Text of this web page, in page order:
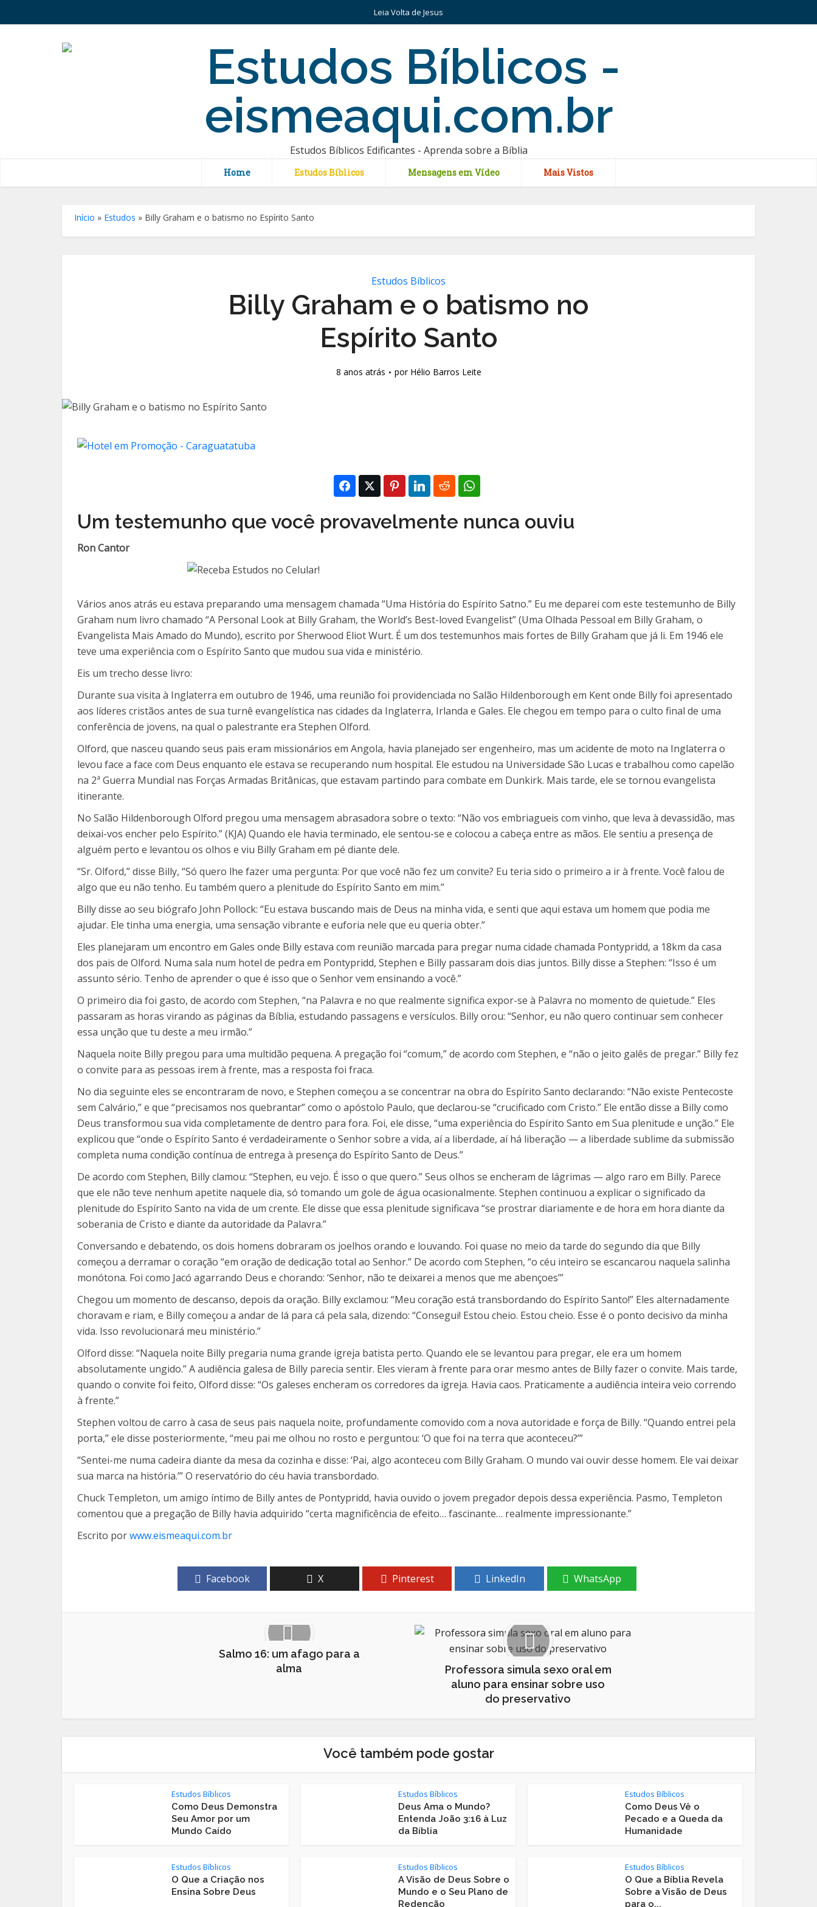
Leia Volta de Jesus
Estudos Bíblicos Edificantes - Aprenda sobre a Bíblia
Home Estudos Bíblicos Mensagens em Vídeo Mais Vistos
Início » Estudos » Billy Graham e o batismo no Espírito Santo
Estudos Bíblicos
Billy Graham e o batismo no
Espírito Santo
8 anos atrás por Hélio Barros Leite
Um testemunho que você provavelmente nunca ouviu
Ron Cantor
Vários anos atrás eu estava preparando uma mensagem chamada “Uma História do Espírito Satno.” Eu me deparei com este testemunho de Billy
Graham num livro chamado “A Personal Look at Billy Graham, the World’s Best-loved Evangelist” (Uma Olhada Pessoal em Billy Graham, o
Evangelista Mais Amado do Mundo), escrito por Sherwood Eliot Wurt. É um dos testemunhos mais fortes de Billy Graham que já li. Em 1946 ele
teve uma experiência com o Espírito Santo que mudou sua vida e ministério.
Eis um trecho desse livro:
Durante sua visita à Inglaterra em outubro de 1946, uma reunião foi providenciada no Salão Hildenborough em Kent onde Billy foi apresentado
aos líderes cristãos antes de sua turnê evangelística nas cidades da Inglaterra, Irlanda e Gales. Ele chegou em tempo para o culto final de uma
conferência de jovens, na qual o palestrante era Stephen Olford.
Olford, que nasceu quando seus pais eram missionários em Angola, havia planejado ser engenheiro, mas um acidente de moto na Inglaterra o
levou face a face com Deus enquanto ele estava se recuperando num hospital. Ele estudou na Universidade São Lucas e trabalhou como capelão
na 2ª Guerra Mundial nas Forças Armadas Britânicas, que estavam partindo para combate em Dunkirk. Mais tarde, ele se tornou evangelista
itinerante.
No Salão Hildenborough Olford pregou uma mensagem abrasadora sobre o texto: “Não vos embriagueis com vinho, que leva à devassidão, mas
deixai-vos encher pelo Espírito.” (KJA) Quando ele havia terminado, ele sentou-se e colocou a cabeça entre as mãos. Ele sentiu a presença de
alguém perto e levantou os olhos e viu Billy Graham em pé diante dele.
“Sr. Olford,” disse Billy, “Só quero lhe fazer uma pergunta: Por que você não fez um convite? Eu teria sido o primeiro a ir à frente. Você falou de
algo que eu não tenho. Eu também quero a plenitude do Espírito Santo em mim.”
Billy disse ao seu biógrafo John Pollock: “Eu estava buscando mais de Deus na minha vida, e senti que aqui estava um homem que podia me
ajudar. Ele tinha uma energia, uma sensação vibrante e euforia nele que eu queria obter.”
Eles planejaram um encontro em Gales onde Billy estava com reunião marcada para pregar numa cidade chamada Pontypridd, a 18km da casa
dos pais de Olford. Numa sala num hotel de pedra em Pontypridd, Stephen e Billy passaram dois dias juntos. Billy disse a Stephen: “Isso é um
assunto sério. Tenho de aprender o que é isso que o Senhor vem ensinando a você.”
O primeiro dia foi gasto, de acordo com Stephen, “na Palavra e no que realmente significa expor-se à Palavra no momento de quietude.” Eles
passaram as horas virando as páginas da Bíblia, estudando passagens e versículos. Billy orou: “Senhor, eu não quero continuar sem conhecer
essa unção que tu deste a meu irmão.”
Naquela noite Billy pregou para uma multidão pequena. A pregação foi “comum,” de acordo com Stephen, e “não o jeito galês de pregar.” Billy fez
o convite para as pessoas irem à frente, mas a resposta foi fraca.
No dia seguinte eles se encontraram de novo, e Stephen começou a se concentrar na obra do Espírito Santo declarando: “Não existe Pentecoste
sem Calvário,” e que “precisamos nos quebrantar” como o apóstolo Paulo, que declarou-se “crucificado com Cristo.” Ele então disse a Billy como
Deus transformou sua vida completamente de dentro para fora. Foi, ele disse, “uma experiência do Espírito Santo em Sua plenitude e unção.” Ele
explicou que “onde o Espírito Santo é verdadeiramente o Senhor sobre a vida, aí a liberdade, aí há liberação — a liberdade sublime da submissão
completa numa condição contínua de entrega à presença do Espírito Santo de Deus.”
De acordo com Stephen, Billy clamou: “Stephen, eu vejo. É isso o que quero.” Seus olhos se encheram de lágrimas — algo raro em Billy. Parece
que ele não teve nenhum apetite naquele dia, só tomando um gole de água ocasionalmente. Stephen continuou a explicar o significado da
plenitude do Espírito Santo na vida de um crente. Ele disse que essa plenitude significava “se prostrar diariamente e de hora em hora diante da
soberania de Cristo e diante da autoridade da Palavra.”
Conversando e debatendo, os dois homens dobraram os joelhos orando e louvando. Foi quase no meio da tarde do segundo dia que Billy
começou a derramar o coração “em oração de dedicação total ao Senhor.” De acordo com Stephen, “o céu inteiro se escancarou naquela salinha
monótona. Foi como Jacó agarrando Deus e chorando: ‘Senhor, não te deixarei a menos que me abençoes’”
Chegou um momento de descanso, depois da oração. Billy exclamou: “Meu coração está transbordando do Espírito Santo!” Eles alternadamente
choravam e riam, e Billy começou a andar de lá para cá pela sala, dizendo: “Consegui! Estou cheio. Estou cheio. Esse é o ponto decisivo da minha
vida. Isso revolucionará meu ministério.”
Olford disse: “Naquela noite Billy pregaria numa grande igreja batista perto. Quando ele se levantou para pregar, ele era um homem
absolutamente ungido.” A audiência galesa de Billy parecia sentir. Eles vieram à frente para orar mesmo antes de Billy fazer o convite. Mais tarde,
quando o convite foi feito, Olford disse: “Os galeses encheram os corredores da igreja. Havia caos. Praticamente a audiência inteira veio correndo
à frente.”
Stephen voltou de carro à casa de seus pais naquela noite, profundamente comovido com a nova autoridade e força de Billy. “Quando entrei pela
porta,” ele disse posteriormente, “meu pai me olhou no rosto e perguntou: ‘O que foi na terra que aconteceu?’”
“Sentei-me numa cadeira diante da mesa da cozinha e disse: ‘Pai, algo aconteceu com Billy Graham. O mundo vai ouvir desse homem. Ele vai deixar
sua marca na história.’” O reservatório do céu havia transbordado.
Chuck Templeton, um amigo íntimo de Billy antes de Pontypridd, havia ouvido o jovem pregador depois dessa experiência. Pasmo, Templeton
comentou que a pregação de Billy havia adquirido “certa magnificência de efeito… fascinante… realmente impressionante.”
Escrito porwww.eismeaqui.com.br
Facebook X Pinterest LinkedIn WhatsApp
Salmo 16: um afago para a
alma
Professora simula sexo oral em
aluno para ensinar sobre uso
do preservativo
Você também pode gostar
Estudos Bíblicos
Como Deus Demonstra
Seu Amor por um
Mundo Caído
Estudos Bíblicos
Deus Ama o Mundo?
Entenda João 3:16 à Luz
da Bíblia
Estudos Bíblicos
Como Deus Vê o
Pecado e a Queda da
Humanidade
Estudos Bíblicos
O Que a Criação nos
Ensina Sobre Deus
Estudos Bíblicos
A Visão de Deus Sobre o
Mundo e o Seu Plano de
Redenção
Estudos Bíblicos
O Que a Bíblia Revela
Sobre a Visão de Deus
para o...